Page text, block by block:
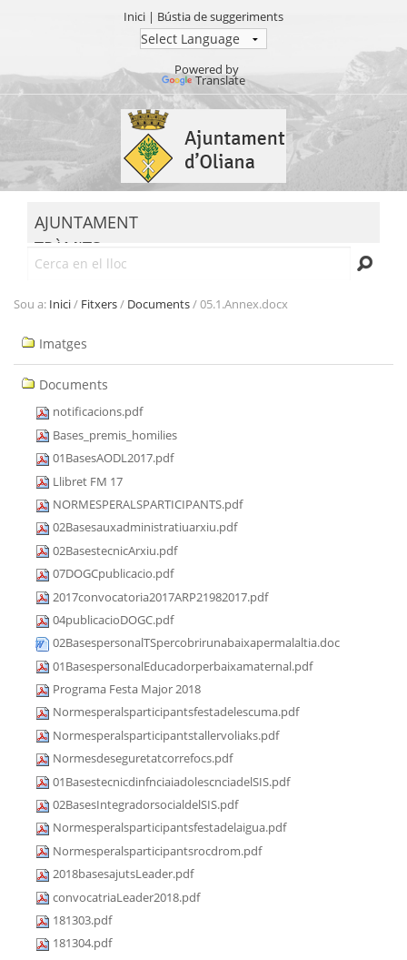
Inici | Bústia de suggeriments
Powered by
Translate
contingut.
Salta
AJUNTAMENT
TRÀMITS
SEU ELECTRÒNICA
TRANSPARÈNCIA
Sou a: Inici/ Fitxers/ Documents/05.1.Annex.docx
Navegació
Imatges
Documents
notificacions.pdf
Bases_premis_homilies
01BasesAODL2017.pdf
Llibret FM 17
NORMESPERALSPARTICIPANTS.pdf
02Basesauxadministratiuarxiu.pdf
02BasestecnicArxiu.pdf
07DOGCpublicacio.pdf
2017convocatoria2017ARP21982017.pdf
04publicacioDOGC.pdf
02BasespersonalTSpercobrirunabaixapermalaltia.doc
01BasespersonalEducadorperbaixamaternal.pdf
Programa Festa Major 2018
Normesperalsparticipantsfestadelescuma.pdf
Normesperalsparticipantstallervoliaks.pdf
Normesdeseguretatcorrefocs.pdf
01BasestecnicdinfnciaiadolescnciadelSIS.pdf
02BasesIntegradorsocialdelSIS.pdf
Normesperalsparticipantsfestadelaigua.pdf
Normesperalsparticipantsrocdrom.pdf
2018basesajutsLeader.pdf
convocatriaLeader2018.pdf
181303.pdf
181304.pdf